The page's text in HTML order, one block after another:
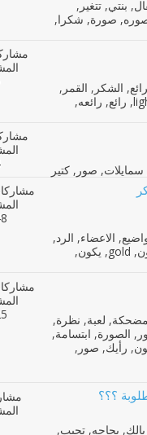
مشاركات:
مشاركات:
؟؟؟